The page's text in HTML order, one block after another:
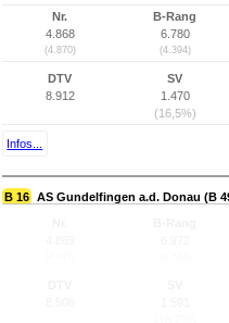
Nr.
4.868
(4.870)
B-Rang
6.780
(4.394)
DTV
8.912
SV
1.470
(16,5%)
Infos...
B 16 AS Gundelfingen a.d. Donau (B